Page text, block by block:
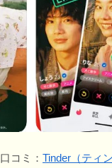
口コミ： Tinder（ティ